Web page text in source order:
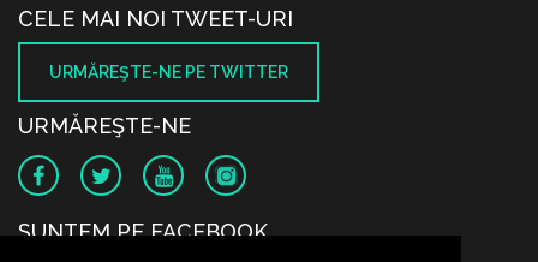
CELE MAI NOI TWEET-URI
URMĂREŞTE-NE PE TWITTER
URMĂREŞTE-NE
SUNTEM PE FACEBOOK